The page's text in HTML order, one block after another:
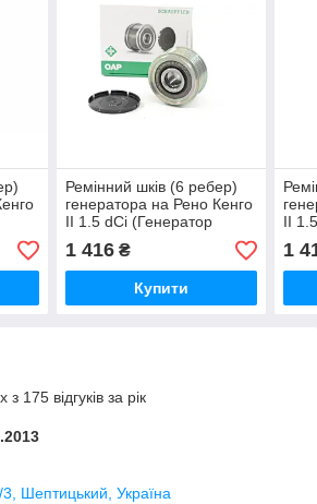
Ремінний шків (6 ребер)
генератора на Рено Кенго
II 1.5 dCi (Генератор
Bosch) 2008->INA
(Німеччина) 535015410
1 416₴
Купити
II
1
175 відгуків за рік
Шептицький, Україна